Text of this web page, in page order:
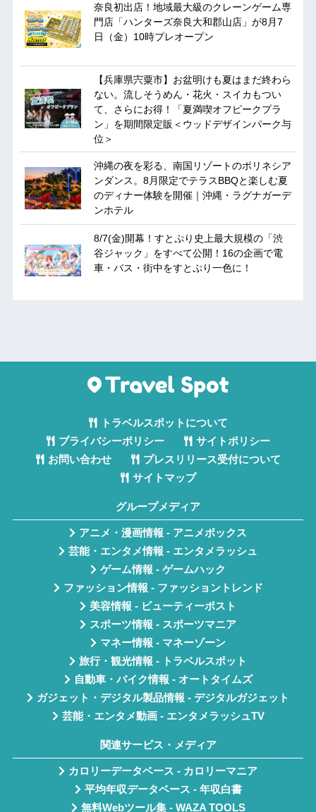
奈良初出店！地域最大級のクレーンゲーム専
門店「ハンターズ奈良大和郡山店」が8月7
日（金）10時プレオープン
【兵庫県宍粟市】お盆明けも夏はまだ終わら
ない。流しそうめん・花火・スイカもつい
て、さらにお得！「夏満喫オフピークプラ
ン」を期間限定販＜ウッドデザインパーク与
位＞
沖縄の夜を彩る、南国リゾートのポリネシア
ンダンス。8月限定でテラスBBQと楽しむ夏
のディナー体験を開催｜沖縄・ラグナガーデ
ンホテル
8/7(金)開幕！すとぷり史上最大規模の「渋
谷ジャック」をすべて公開！16の企画で電
車・バス・街中をすとぷり一色に！
トラベルスポットについて
プライバシーポリシー
サイトポリシー
お問い合わせ
プレスリリース受付について
サイトマップ
グループメディア
アニメ・漫画情報 - アニメボックス
芸能・エンタメ情報 - エンタメラッシュ
ゲーム情報 - ゲームハック
ファッション情報 - ファッショントレンド
美容情報 - ビューティーポスト
スポーツ情報 - スポーツマニア
マネー情報 - マネーゾーン
旅行・観光情報 - トラベルスポット
自動車・バイク情報 - オートタイムズ
ガジェット・デジタル製品情報 - デジタルガジェット
芸能・エンタメ動画 - エンタメラッシュTV
関連サービス・メディア
カロリーデータベース - カロリーマニア
平均年収データベース - 年収白書
無料Webツール集 - WAZA TOOLS